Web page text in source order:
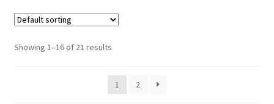
Showing 1–16 of 21 results
1 2